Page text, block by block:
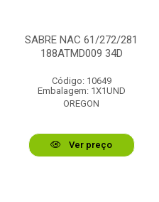
SABRE NAC 61/272/281
188ATMD009 34D
Código: 10649
Embalagem: 1X1UND
OREGON
Ver preço